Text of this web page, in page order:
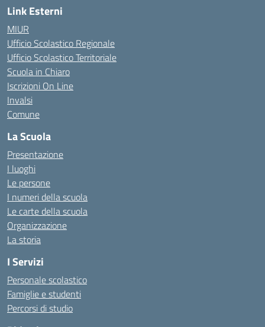
Link Esterni
MIUR
Ufficio Scolastico Regionale
Ufficio Scolastico Territoriale
Scuola in Chiaro
Iscrizioni On Line
Invalsi
Comune
La Scuola
Presentazione
I luoghi
Le persone
I numeri della scuola
Le carte della scuola
Organizzazione
La storia
I Servizi
Personale scolastico
Famiglie e studenti
Percorsi di studio